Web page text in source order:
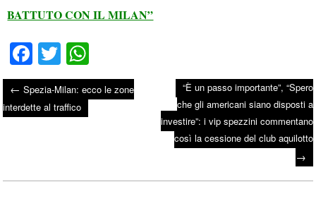
BATTUTO CON IL MILAN”
Fa
ce
bo
ok
T
wi
tte
r
ha
ts
Post navigation
← Spezia-Milan: ecco le zone
interdette al traffico
“È un passo importante”, “Spero
che gli americani siano disposti a
investire”: i vip spezzini commentano
così la cessione del club aquilotto
→